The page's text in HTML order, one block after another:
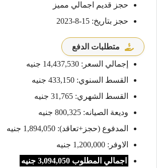
حجز قديم اجمالي مميز
حجز بتاريخ: 15-8-2023
متطلبات الدفع
إجمالي السعر: 14,437,530 جنيه
القسط السنوي: 433,150 جنيه
القسط الشهري: 31,765 جنيه
وديعة الصيانه: 800,325 جنيه
المدفوع (حجز+تعاقد): 1,894,050 جنيه
الاوفر: 1,200,000 جنيه
اجمالي المطلوب 3,094,050 جنيه